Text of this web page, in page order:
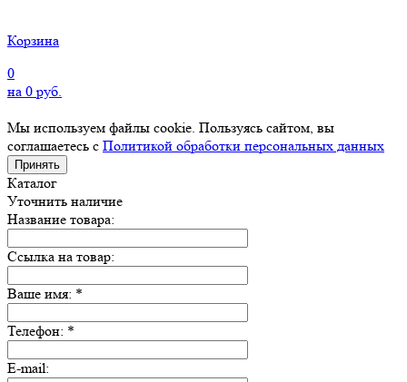
Корзина
0
на 0 руб.
Мы используем файлы cookie. Пользуясь сайтом, вы
соглашаетесь с Политикой обработки персональных данных
Принять
Каталог
Уточнить наличие
Название товара:
Ссылка на товар:
Ваше имя: *
Телефон: *
E-mail: